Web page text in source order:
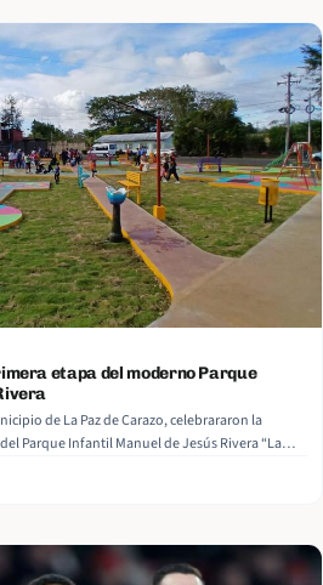
etapa del moderno Parque
de La Paz de Carazo, celebrararon la
Parque Infantil Manuel de Jesús Rivera “La
comunitario. GALERÍA DE… Read More